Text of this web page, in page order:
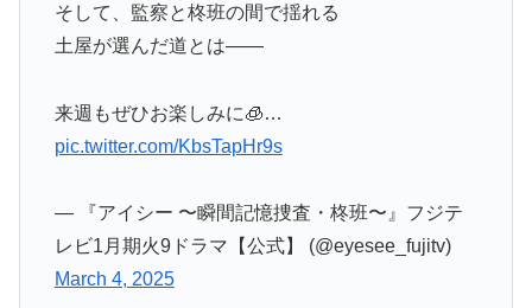
そして、監察と柊班の間で揺れる
土屋が選んだ道とは――
来週もぜひお楽しみに🧊…
pic.twitter.com/KbsTapHr9s
— 『アイシー 〜瞬間記憶捜査・柊班〜』フジテ
レビ1月期火9ドラマ【公式】 (@eyesee_fujitv)
March 4, 2025